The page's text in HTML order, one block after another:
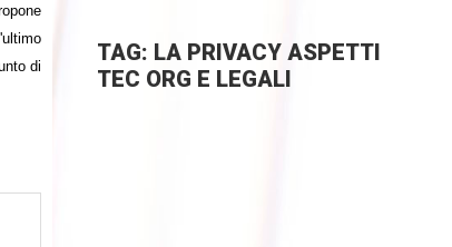
di
TAG: LA PRIVACY ASPETTI
TEC ORG E LEGALI